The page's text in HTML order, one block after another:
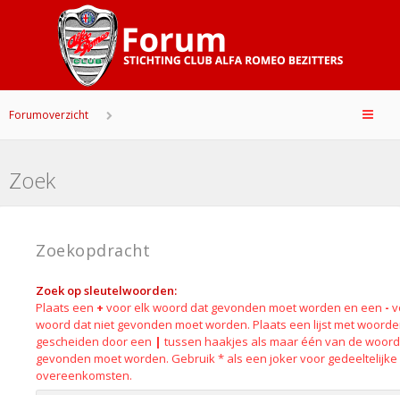
Forumoverzicht
Zoek
Zoekopdracht
Zoek op sleutelwoorden:
Plaats een + voor elk woord dat gevonden moet worden en een -
woord dat niet gevonden moet worden. Plaats een lijst met
gescheiden door een | tussen haakjes als maar één van de
gevonden moet worden. Gebruik * als een joker voor gedeeltelijke
overeenkomsten.